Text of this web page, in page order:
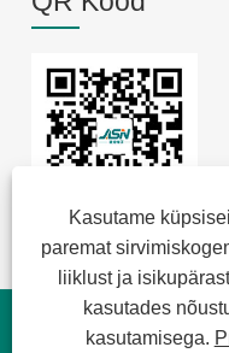
Kasutame
paremat
liiklust ja
kasutades
kasutamisega.
Autoriõigus © 2022
Magnetics Modules,